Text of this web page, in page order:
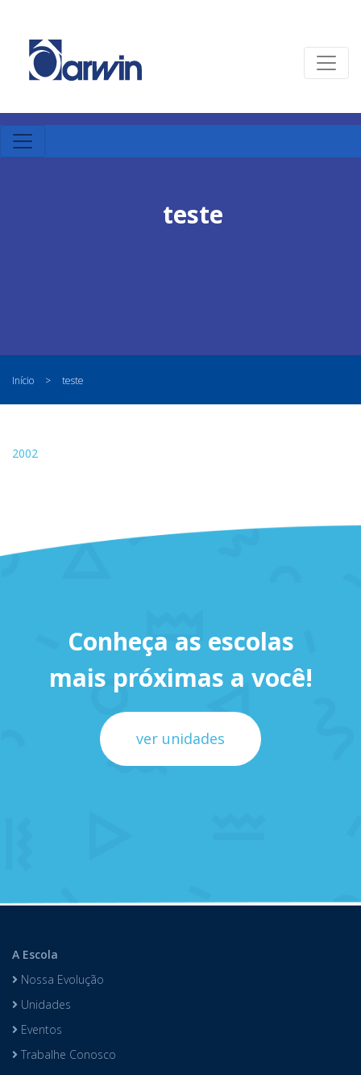
teste
Início > teste
2002
Conheça as escolas
mais próximas a você!
ver unidades
A Escola
Nossa Evolução
Unidades
Eventos
Trabalhe Conosco